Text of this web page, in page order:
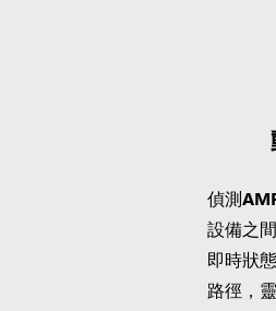
偵測
設備之
即時狀
路徑，